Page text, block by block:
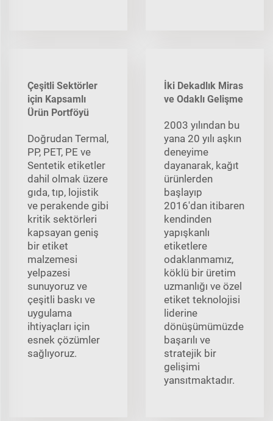
Çeşitli Sektörler
için Kapsamlı
Ürün Portföyü
Doğrudan Termal,
PP, PET, PE ve
Sentetik etiketler
dahil olmak üzere
gıda, tıp, lojistik
ve perakende gibi
kritik sektörleri
kapsayan geniş
bir etiket
malzemesi
yelpazesi
sunuyoruz ve
çeşitli baskı ve
uygulama
ihtiyaçları için
esnek çözümler
sağlıyoruz.
İki Dekadlık Miras
ve Odaklı Gelişme
2003 yılından bu
yana 20 yılı aşkın
deneyime
dayanarak, kağıt
ürünlerden
başlayıp
2016'dan itibaren
kendinden
yapışkanlı
etiketlere
odaklanmamız,
köklü bir üretim
uzmanlığı ve özel
etiket teknolojisi
liderine
dönüşümümüzde
başarılı ve
stratejik bir
gelişimi
yansıtmaktadır.